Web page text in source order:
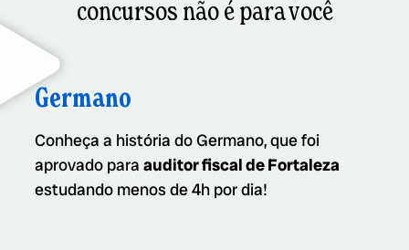
concursos não é para você
Germano
Conheça a história do Germano, que foi
aprovado paraauditor fiscal de Fortaleza
estudando menos de 4h por dia!